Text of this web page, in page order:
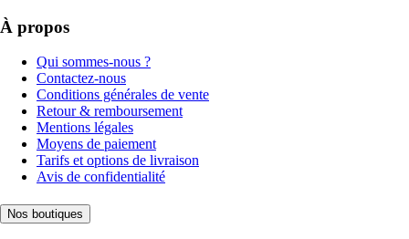
À propos
Qui sommes-nous ?
Contactez-nous
Conditions générales de vente
Retour & remboursement
Mentions légales
Moyens de paiement
Tarifs et options de livraison
Avis de confidentialité
Nos boutiques